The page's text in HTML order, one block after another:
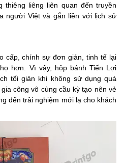
thiêng liêng liên quan đến truyền
người Việt và gắn liền với lịch sử
cấp, chính sự đơn giản, tinh tế lại
hơn. Vì vậy, hộp bánh Tiến Lợi
tối giản khi không sử dụng quá
công vô cùng cầu kỳ tạo nên vẻ
đến trải nghiệm mới lạ cho khách